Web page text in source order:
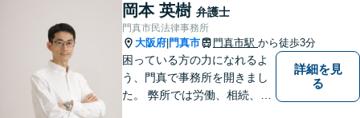
岡本 英樹 弁護士
門真市民法律事務所
大阪府 門真市 門真市駅 から徒歩3分
困っている方の力になれるよ
う、門真で事務所を開きまし
た。 弊所では労働、相続、離
詳細を見
る